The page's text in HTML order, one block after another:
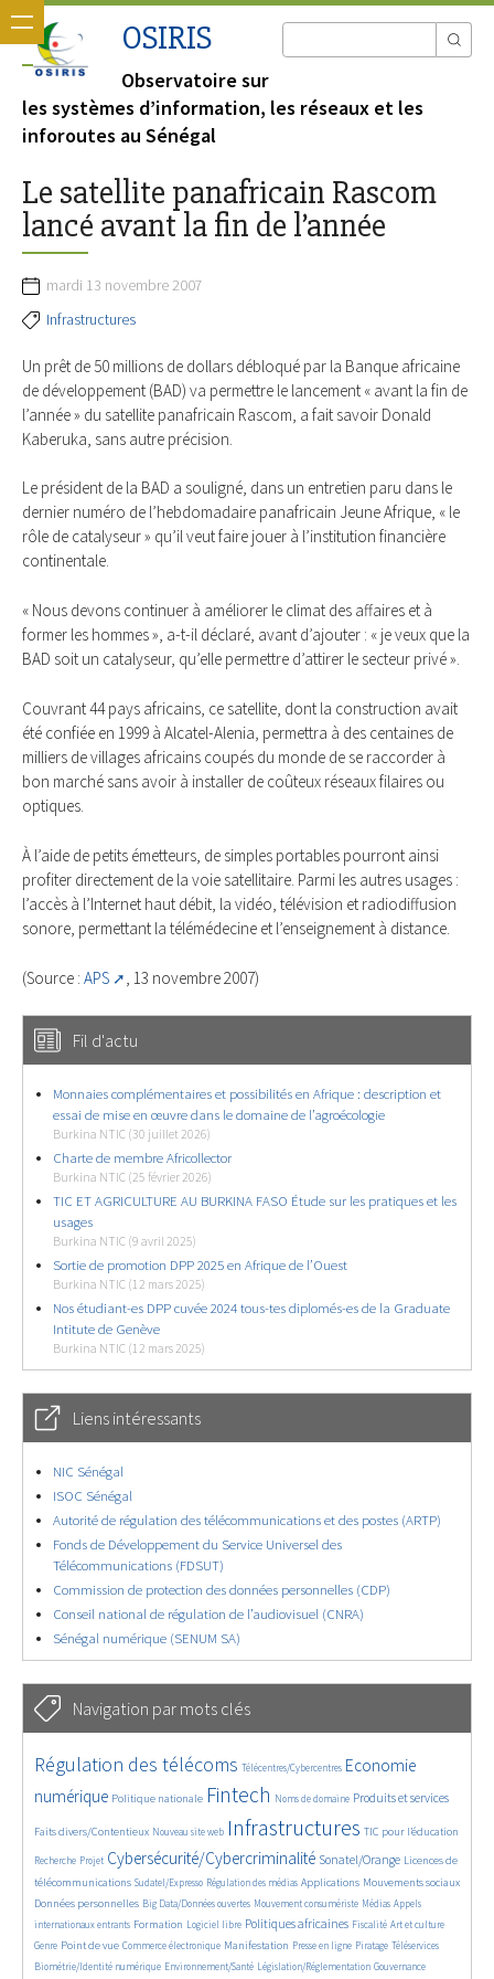
OSIRIS
Observatoire sur
les systèmes d’information, les réseaux et les
inforoutes au Sénégal
Le satellite panafricain Rascom
lancé avant la fin de l’année
mardi 13 novembre 2007
Infrastructures
Un prêt de 50 millions de dollars débloqué par la Banque africaine
de développement (BAD) va permettre le lancement « avant la fin de
l’année » du satellite panafricain Rascom, a fait savoir Donald
Kaberuka, sans autre précision.
Le président de la BAD a souligné, dans un entretien paru dans le
dernier numéro de l’hebdomadaire panafricain Jeune Afrique, « le
rôle de catalyseur » qu’il veut faire jouer à l’institution financière
continentale.
« Nous devons continuer à améliorer le climat des affaires et à
former les hommes », a-t-il déclaré, avant d’ajouter : « je veux que la
BAD soit un catalyseur, qu’elle permettre d’attirer le secteur privé ».
Couvrant 44 pays africains, ce satellite, dont la construction avait
été confiée en 1999 à Alcatel-Alenia, permettra à des centaines de
milliers de villages africains coupés du monde de se raccorder à
bon marché sans avoir à installer de coûteux réseaux filaires ou
optiques.
À l’aide de petits émetteurs, de simples portables pourront ainsi
profiter directement de la voie satellitaire. Parmi les autres usages :
l’accès à l’Internet haut débit, la vidéo, télévision et radiodiffusion
sonore, permettant la télémédecine et l’enseignement à distance.
(Source : APS , 13 novembre 2007)
Fil d'actu
Monnaies complémentaires et possibilités en Afrique : description et
essai de mise en œuvre dans le domaine de l’agroécologie
Burkina NTIC (30 juillet 2026)
Charte de membre Africollector
Burkina NTIC (25 février 2026)
TIC ET AGRICULTURE AU BURKINA FASO Étude sur les pratiques et les
usages
Burkina NTIC (9 avril 2025)
Sortie de promotion DPP 2025 en Afrique de l’Ouest
Burkina NTIC (12 mars 2025)
Nos étudiant-es DPP cuvée 2024 tous-tes diplomés-es de la Graduate
Intitute de Genève
Burkina NTIC (12 mars 2025)
Liens intéressants
NIC Sénégal
ISOC Sénégal
Autorité de régulation des télécommunications et des postes (ARTP)
Fonds de Développement du Service Universel des
Télécommunications (FDSUT)
Commission de protection des données personnelles (CDP)
Conseil national de régulation de l’audiovisuel (CNRA)
Sénégal numérique (SENUM SA)
Navigation par mots clés
4591/5814
Régulation des télécoms
354/5814 Télécentres/Cybercentres
3678/5814
Economie
numérique
1863/5814 Politique nationale
5287/5814 Fintech
645/5814 Noms de domaine
2306/5814 Produits et services
1541/5814
Faits divers/Contentieux Nouveau site web Infrastructures TIC pour l’éducation
Recherche
243/5814Projet
3784/5814 Cybersécurité/Cybercriminalité
2241/5814 Sonatel/Orange
1614/5814
Licences de
télécommunications
293/5814 Sudatel/Expresso
1045/5814 Régulation des médias
1537/5814 Applications
1263/5814 Mouvements sociaux
1688/5814
Données personnelles
144/5814 Big Data/Données ouvertes
610/5814 Mouvement consumériste
361/5814 Médias
647/5814
Appels
internationaux entrants
1728/5814 Formation
119/5814 Logiciel libre
2535/5814 Politiques africaines
1076/5814 Fiscalité
172/5814 Art et culture
585/5814
Genre
1930/5814Point de vue
1053/5814 Commerce électronique
1491/5814 Manifestation
323/5814 Presse en ligne
125/5814 Piratage
210/5814 Téléservices
1227/5814
Biométrie/Identité numérique
356/5814 Environnement/Santé
341/5814 Législation/Réglementation
361/5814 Gouvernance
1845/5814